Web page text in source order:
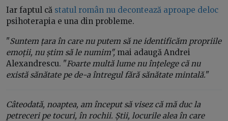
Iar faptul că statul român nu decontează aproape deloc
psihoterapia e una din probleme.
"Suntem țara în care nu putem să ne identificăm propriile
emoții, nu știm să le numim", mai adaugă Andrei
Alexandrescu. "Foarte multă lume nu înțelege că nu
există sănătate pe de-a întregul fără sănătate mintală."
Câteodată, noaptea, am început să visez că mă duc la
petreceri pe tocuri, în rochii. Știi, locurile alea în care